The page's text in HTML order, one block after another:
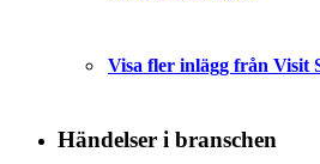
Visa fler inlägg från Visit
Händelser i branschen